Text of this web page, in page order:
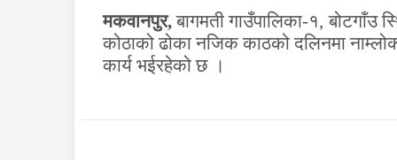
मकवानपुर,बागमती गाउँपालिका-१, बोटगाँउ
कोठाको ढोका नजिक काठको दलिनमा
कार्य भईरहेको छ ।